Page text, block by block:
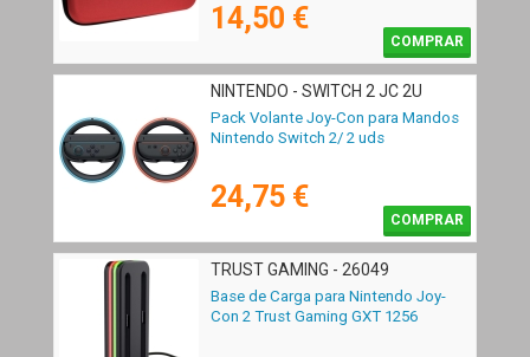
14,50 €
COMPRAR
NINTENDO - SWITCH 2 JC 2U
Pack Volante Joy-Con para Mandos
Nintendo Switch 2/ 2 uds
24,75 €
COMPRAR
TRUST GAMING - 26049
Base de Carga para Nintendo Joy-
Con 2 Trust Gaming GXT 1256